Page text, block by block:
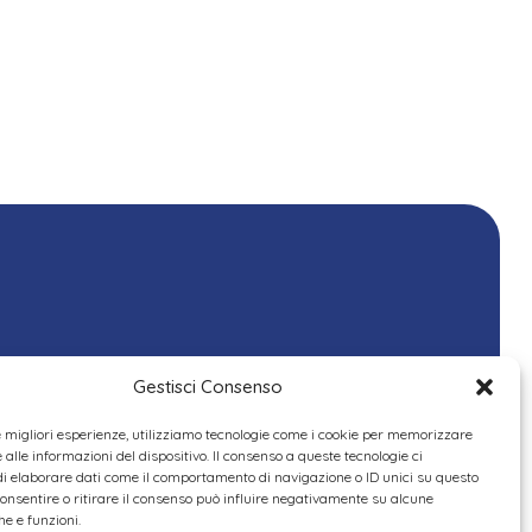
Gestisci Consenso
migliori esperienze, utilizziamo tecnologie come i cookie per memorizzare
alle informazioni del dispositivo. Il consenso a queste tecnologie ci
elaborare dati come il comportamento di navigazione o ID unici su questo
o ritirare il consenso può influire negativamente su alcune
e funzioni.